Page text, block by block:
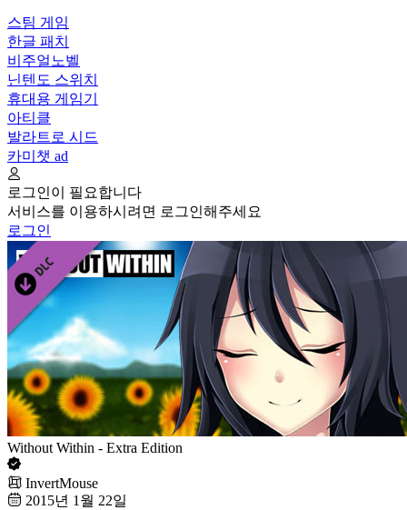
스팀 게임
한글 패치
비주얼노벨
닌텐도 스위치
휴대용 게임기
아티클
발라트로 시드
카미챗 ad
로그인이 필요합니다
서비스를 이용하시려면 로그인해주세요
로그인
Without Within - Extra Edition
InvertMouse
2015년 1월 22일